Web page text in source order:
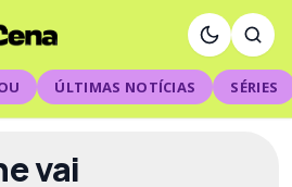
ÚLTIMAS NOTÍCIAS SÉRIES
vai